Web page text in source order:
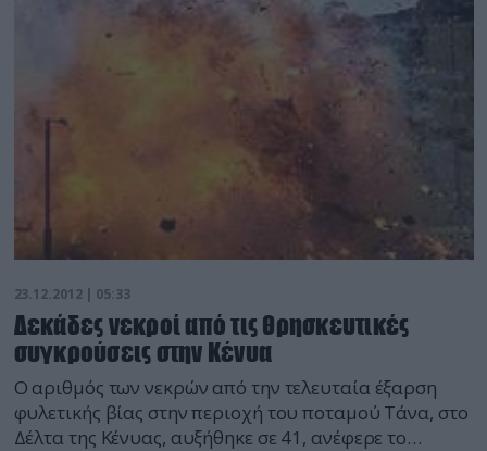
ανακοινώσει πως είχε συλλάβει 56 ανθρώπους, εκ
των οποίων ο ένας ήταν […]
23.12.2012 | 05:33
Δεκάδες νεκροί από τις θρησκευτικές
συγκρούσεις στην Κένυα
Ο αριθμός των νεκρών από την τελευταία έξαρση
φυλετικής βίας στην περιοχή του ποταμού Τάνα, στο
Δέλτα της Κένυας, αυξήθηκε σε 41, ανέφερε το